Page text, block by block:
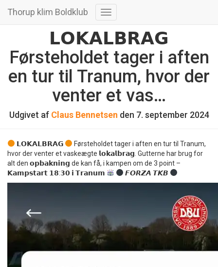
Thorup klim Boldklub
Skift
𝗟𝗢𝗞𝗔𝗟𝗕𝗥𝗔𝗚
Førsteholdet tager i aften
en tur til Tranum, hvor der
venter et vas…
Udgivet af Claus Bennetsen den 7. september 2024
𝗟𝗢𝗞𝗔𝗟𝗕𝗥𝗔𝗚
Førsteholdet tager i aften en tur til Tranum,
hvor der venter et vaskeægte 𝗹𝗼𝗸𝗮𝗹𝗯𝗿𝗮𝗴. Gutterne har brug for
alt den 𝗼𝗽𝗯𝗮𝗸𝗻𝗶𝗻𝗴 de kan få, i kampen om de 3 point –
𝗞𝗮𝗺𝗽𝘀𝘁𝗮𝗿𝘁 𝟭𝟴:𝟯𝟬 𝗶 𝗧𝗿𝗮𝗻𝘂𝗺
𝙁𝙊𝙍𝙕𝘼 𝙏𝙆𝘽